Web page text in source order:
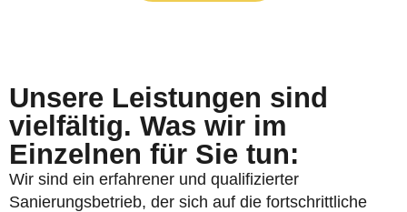
Unsere Leistungen sind
vielfältig. Was wir im
Einzelnen für Sie tun:
Wir sind ein erfahrener und qualifizierter
Sanierungsbetrieb, der sich auf die fortschrittliche